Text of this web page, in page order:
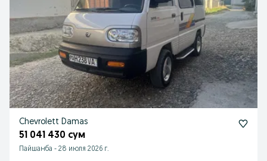
Chevrolett Damas
51 041 430 сум
Пайшанба - 28 июля 2026 г.